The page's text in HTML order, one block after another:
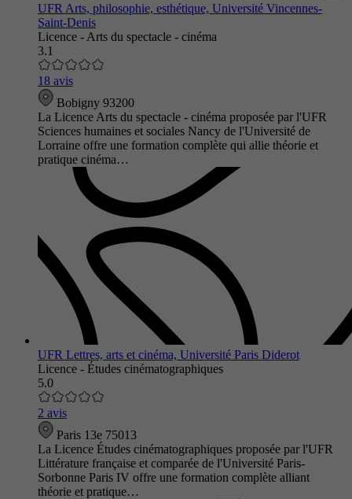
UFR Arts, philosophie, esthétique, Université Vincennes-
Saint-Denis
Licence - Arts du spectacle - cinéma
3.1
18 avis
Bobigny 93200
La Licence Arts du spectacle - cinéma proposée par l'UFR
Sciences humaines et sociales Nancy de l'Université de
Lorraine offre une formation complète qui allie théorie et
pratique cinéma…
UFR Lettres, arts et cinéma, Université Paris Diderot
Licence - Études cinématographiques
5.0
2 avis
Paris 13e 75013
La Licence Études cinématographiques proposée par l'UFR
Littérature française et comparée de l'Université Paris-
Sorbonne Paris IV offre une formation complète alliant
théorie et pratique…